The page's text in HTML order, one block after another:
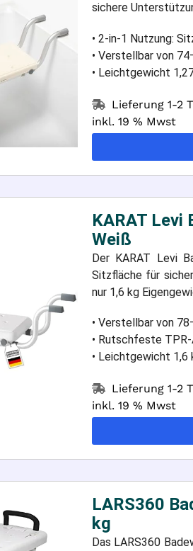
sichere
• 2-in-1 Nutzung:
• Verstellbar von
• Leichtgewicht
Lieferung 1-2
inkl. 19 % Mwst
KARAT Levi
Weiß
Der KARAT Levi
Sitzfläche für
nur 1,6 kg
• Verstellbar von
• Rutschfeste
• Leichtgewicht 1,6
Lieferung 1-2
inkl. 19 % Mwst
LARS360
kg
Das LARS360